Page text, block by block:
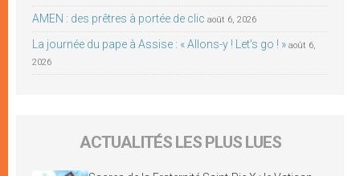
AMEN : des prêtres à portée de clic août 6, 2026
La journée du pape à Assise : « Allons-y ! Let’s go ! » août 6,
2026
ACTUALITÉS LES PLUS LUES